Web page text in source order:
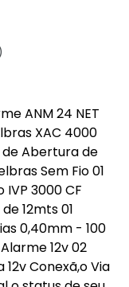
ANM 24 NET
XAC 4000
Abertura de
Sem Fio 01
3000 CF
12mts 01
0,40mm - 100
12v 02
Conexã,o Via